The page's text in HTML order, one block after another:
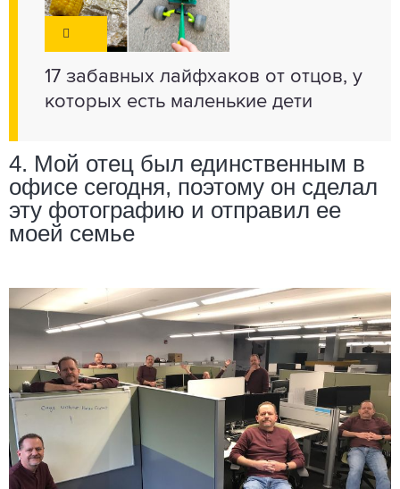
17 забавных лайфхаков от отцов, у
которых есть маленькие дети
4. Мой отец был единственным в
офисе сегодня, поэтому он сделал
эту фотографию и отправил ее
моей семье